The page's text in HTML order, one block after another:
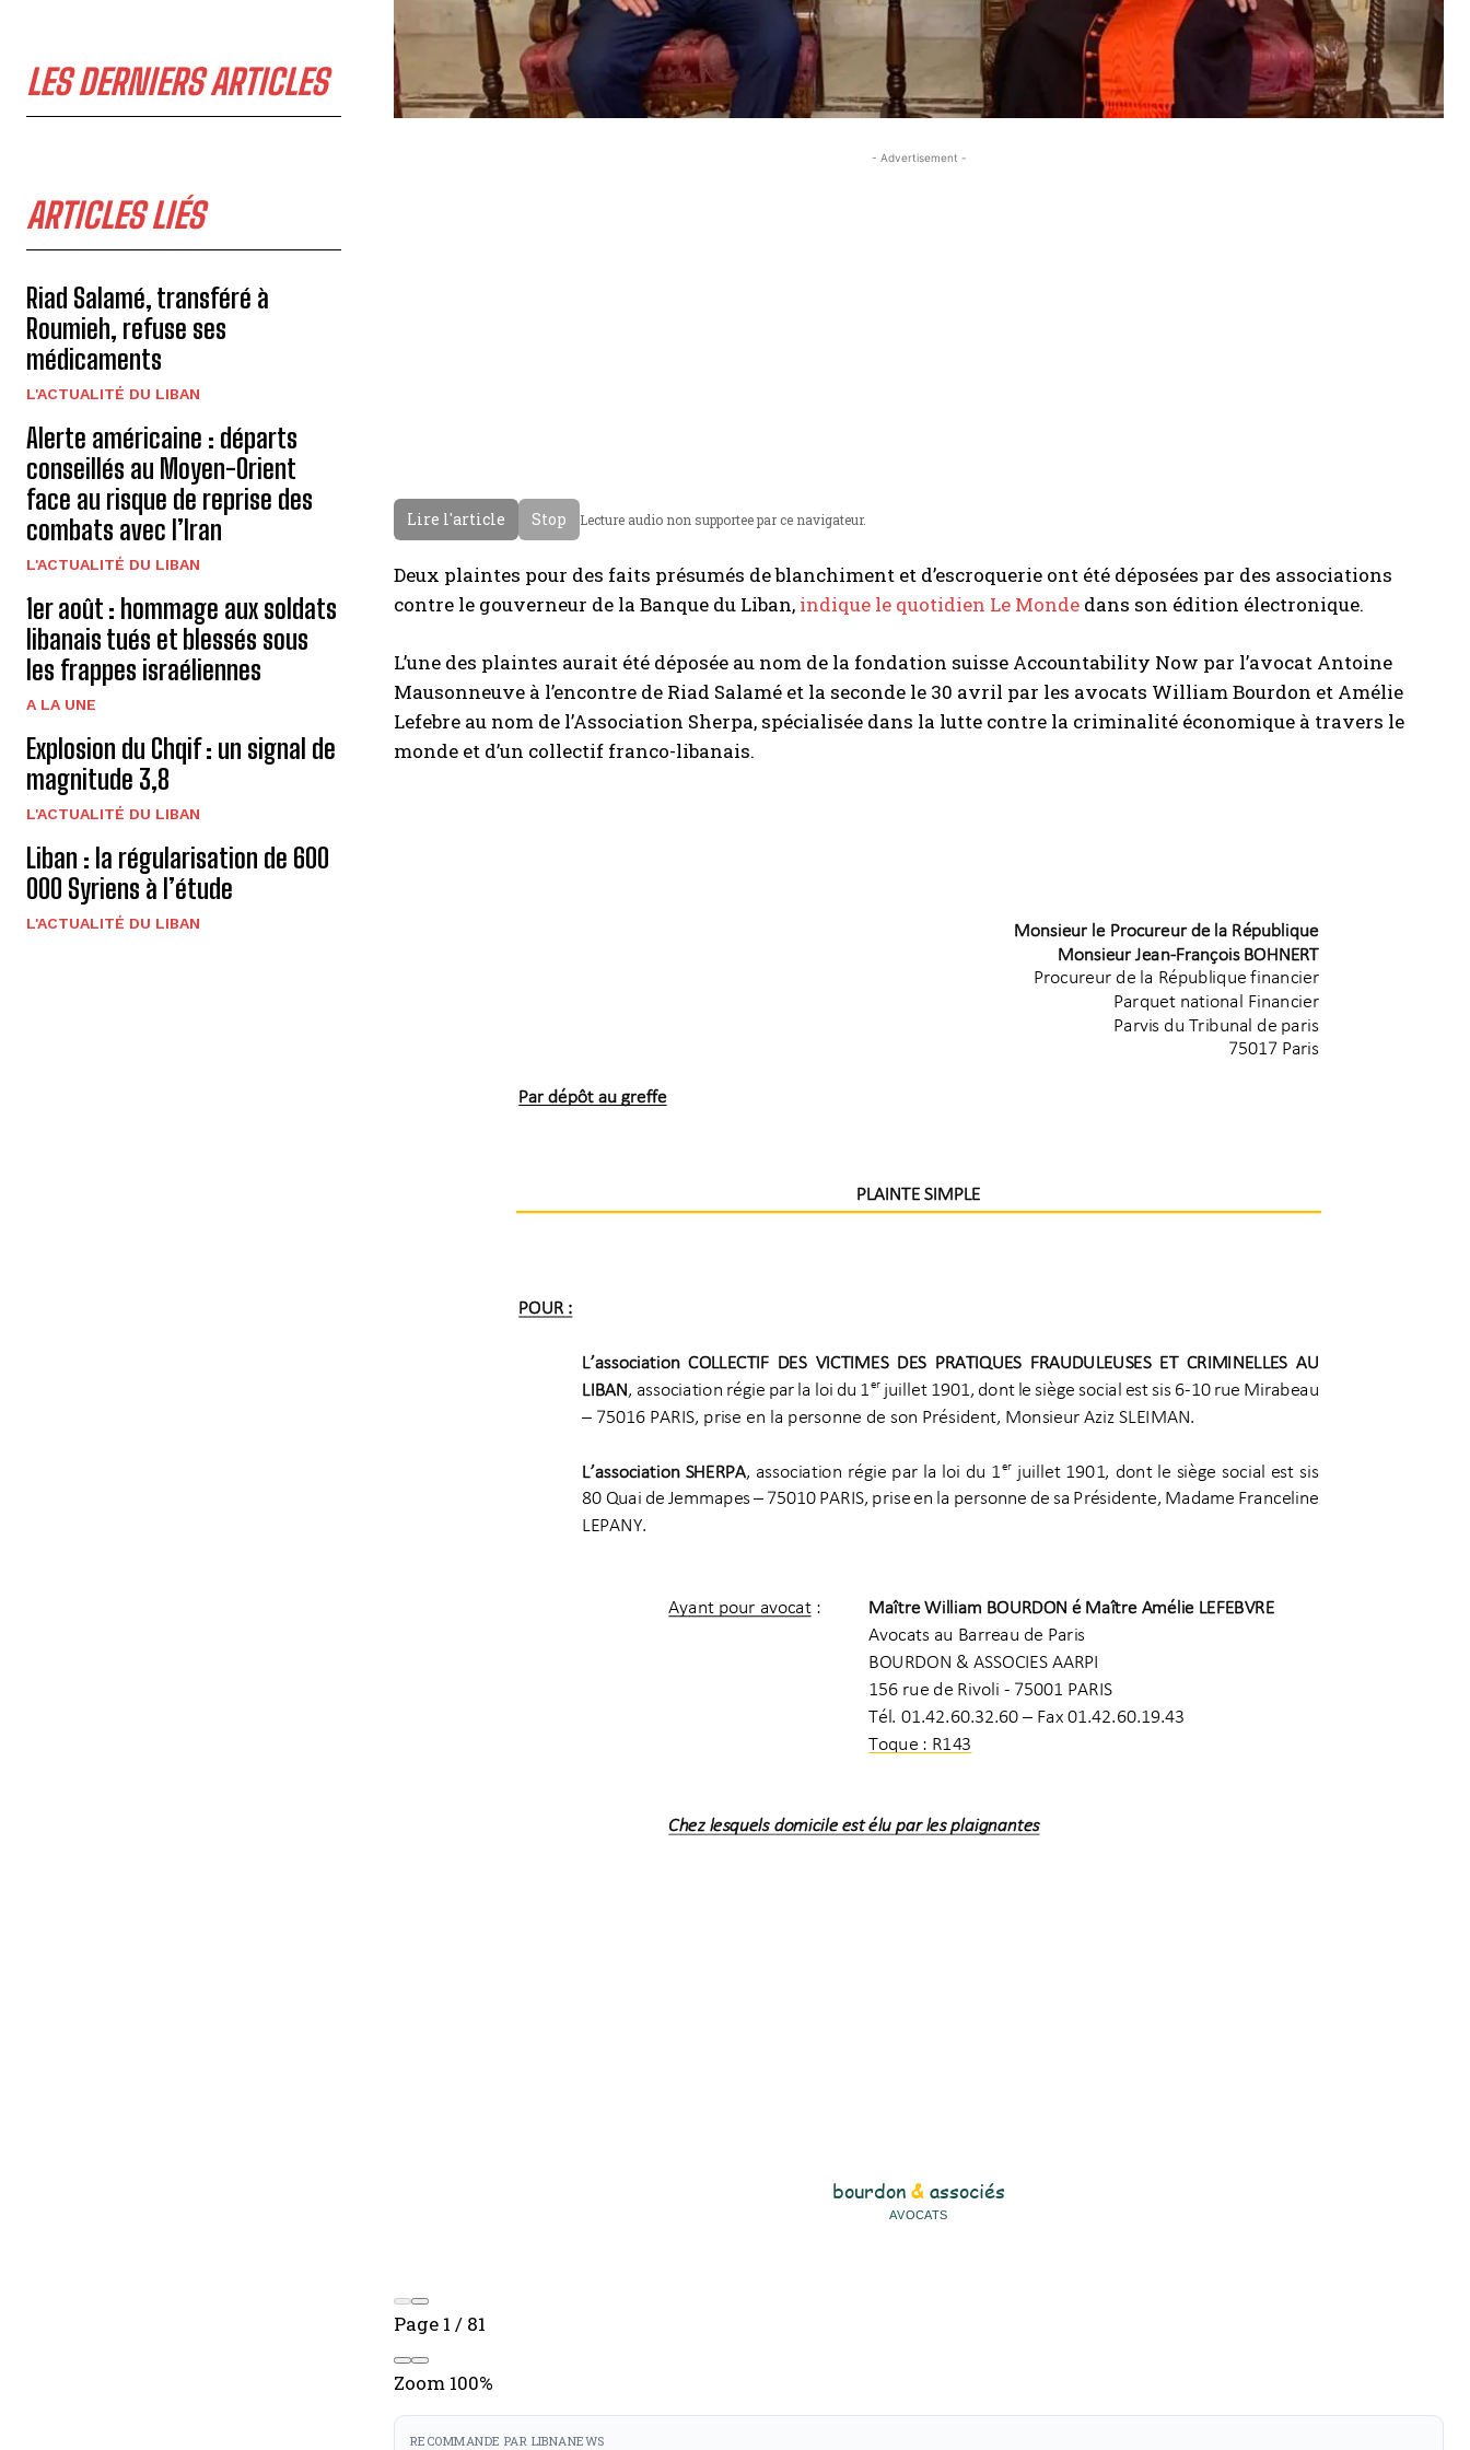
LES DERNIERS ARTICLES
ARTICLES LIÉS
Riad Salamé, transféré à
Roumieh, refuse ses
médicaments
L'ACTUALITÉ DU LIBAN
Alerte américaine : départs
conseillés au Moyen-Orient
face au risque de reprise des
combats avec l’Iran
L'ACTUALITÉ DU LIBAN
1er août : hommage aux soldats
libanais tués et blessés sous
les frappes israéliennes
A LA UNE
Explosion du Chqif : un signal de
magnitude 3,8
L'ACTUALITÉ DU LIBAN
Liban : la régularisation de 600
000 Syriens à l’étude
L'ACTUALITÉ DU LIBAN
- Advertisement -
Lire l'article Stop Lecture audio non supportee par ce navigateur.
Deux plaintes pour des faits présumés de blanchiment et d’escroquerie ont été déposées par des associations
contre le gouverneur de la Banque du Liban, indique le quotidien Le Monde dans son édition électronique.
L’une des plaintes aurait été déposée au nom de la fondation suisse Accountability Now par l’avocat Antoine
Mausonneuve à l’encontre de Riad Salamé et la seconde le 30 avril par les avocats William Bourdon et Amélie
Lefebre au nom de l’Association Sherpa, spécialisée dans la lutte contre la criminalité économique à travers le
monde et d’un collectif franco-libanais.
Page 1 / 81
Zoom 100%
RECOMMANDE PAR LIBNANEWS